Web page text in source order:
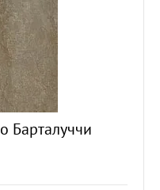
Барталуччи